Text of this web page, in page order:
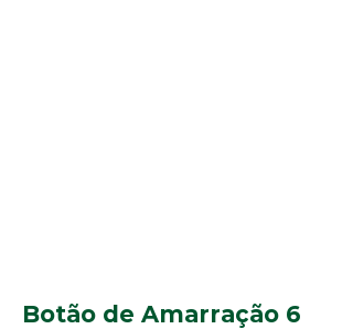
Botão de Amarração 6